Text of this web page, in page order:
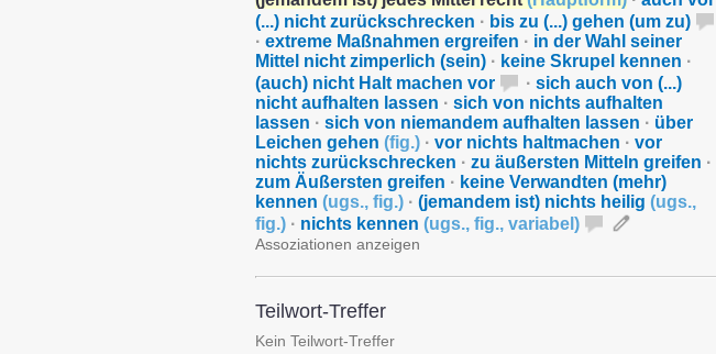
(...) nicht zurückschrecken · bis zu (...) gehen (um zu)
· extreme Maßnahmen ergreifen · in der Wahl seiner
Mittel nicht zimperlich (sein) · keine Skrupel kennen ·
(auch) nicht Halt machen vor
· sich auch von (...)
nicht aufhalten lassen · sich von nichts aufhalten
lassen · sich von niemandem aufhalten lassen · über
Leichen gehen (fig.) · vor nichts haltmachen · vor
nichts zurückschrecken · zu äußersten Mitteln greifen ·
zum Äußersten greifen · keine Verwandten (mehr)
kennen (ugs., fig.) · (jemandem ist) nichts heilig (ugs.,
fig.) · nichts kennen (ugs., fig., variabel )
Assoziationen anzeigen
Teilwort-Treffer
Kein Teilwort-Treffer